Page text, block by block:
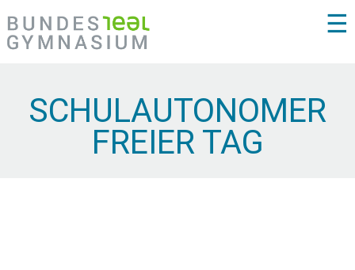
☰
SCHULAUTONOMER
FREIER TAG